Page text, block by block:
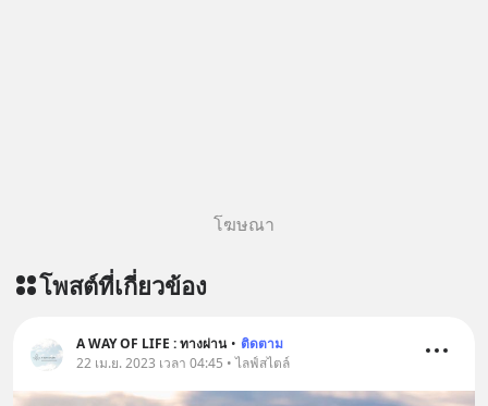
โฆษณา
โพสต์ที่เกี่ยวข้อง
A WAY OF LIFE : ทางผ่าน • ติดตาม
22 เม.ย. 2023 เวลา 04:45 • ไลฟ์สไตล์